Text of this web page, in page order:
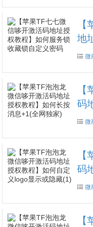
地
藏微
码
息微
码
go微